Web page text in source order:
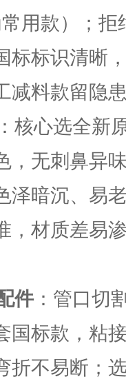
常用款）；
标标识清晰
减料款留隐
：核心选全新
，无刺鼻异
泽暗沉、易
，材质差易
件：管口切
国标款，粘
折不易断；